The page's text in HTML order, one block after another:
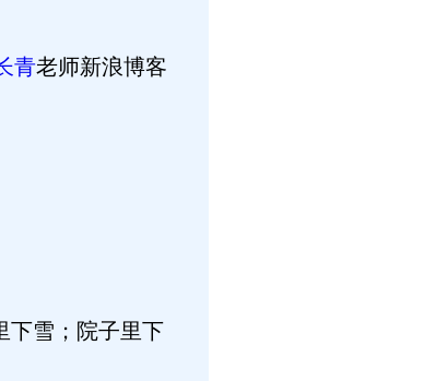
青老师新浪博客
下雪；院子里下